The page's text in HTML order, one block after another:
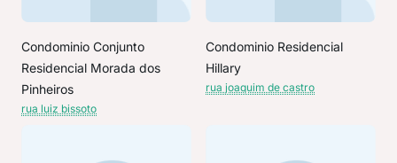
Condominio Conjunto
Residencial Morada dos
Pinheiros
rua luiz bissoto
Condominio Residencial
Hillary
rua joaquim de castro